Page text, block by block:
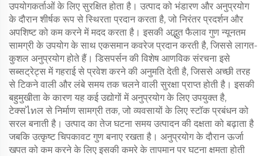
उपयोगकर्ताओं के लिए सुरक्षित होता है। उत्पाद को भंडारण और अनुप्रयोग
के दौरान शीर्षक रूप से स्थिरता प्रदान करता है, जो निरंतर प्रदर्शन और
अपशिष्ट को कम करने में मदद करता है। इसकी अद्भुत फैलाव गुण न्यूनतम
सामग्री के उपयोग के साथ एकसमान कवरेज प्रदान करती है, जिससे लागत-
कुशल अनुप्रयोग होते हैं। डिसपर्सन की विशेष आणविक संरचना इसे
सब्सट्रेट्स में गहराई से प्रवेश करने की अनुमति देती है, जिससे अच्छी तरह
से टिकने वाली और लंबे समय तक चलने वाली सुरक्षा प्राप्त होती है। इसकी
बहुमुखीता के कारण यह कई उद्योगों में अनुप्रयोग के लिए उपयुक्त है,
टेक्सไทल से निर्माण सामग्री तक, जो व्यवसायों के लिए स्टॉक प्रबंधन को
सरल बनाती है। उत्पाद का तेज घटना समय उत्पादन की दक्षता को बढ़ाता है
जबकि उत्कृष्ट चिपकावट गुण बनाए रखता है। अनुप्रयोग के दौरान ऊर्जा
खपत को कम करने के लिए इसकी कमरे के तापमान पर घटना क्षमता होती